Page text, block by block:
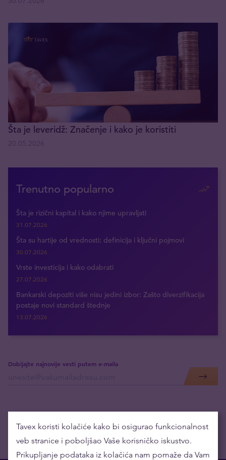
Šta je leveridž: Značenje i kako je koristiti
Trenutno popularno
Šta je rizični kapital i kako njime upravljati
31.07.2026
Šta su hartije od vrednosti: definicija i ključni pojmovi
30.07.2026
Vrste investicija i kako odabrati
27.07.2026
Bankarski depoziti više nisu jedini izbor: Zašto diverzifikacija
postaje novi standard štednje
13.07.2026
Dobijajte najnovije vesti putem e-maila
Tavex koristi kolačiće kako bi osigurao funkcionalnost
veb stranice i poboljšao Vaše korisničko iskustvo.
Prikupljanje podataka iz kolačića nam pomaže da Vam